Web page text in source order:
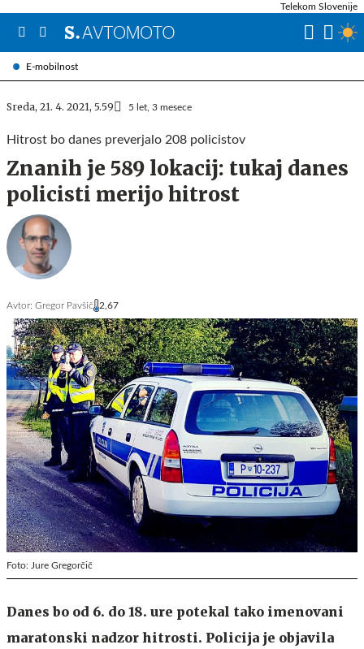
E-mobilnost
Telekom Slovenije
Sreda, 21. 4. 2021, 5.59 5 let, 3 mesece
Hitrost bo danes preverjalo 208 policistov
Znanih je 589 lokacij: tukaj danes
policisti merijo hitrost
Avtor: Gregor Pavšič 2,67
Foto: Jure Gregorčič
Danes bo od 6. do 18. ure potekal tako imenovani
maratonski nadzor hitrosti. Policija je objavila